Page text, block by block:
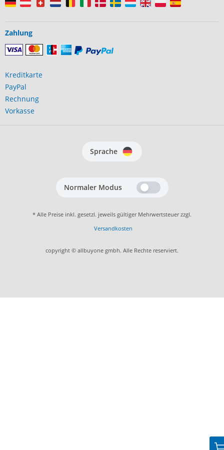
Zahlung
Kreditkarte
PayPal
Rechnung
Vorkasse
Sprache
Normaler Modus
* Alle Preise inkl. gesetzl. jeweils gültiger Mehrwertsteuer zzgl.
Versandkosten
copyright © allbuyone gmbh. Alle Rechte reserviert.